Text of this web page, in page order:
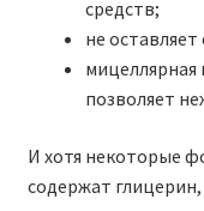
средств;
не
мицеллярная
позволяет
И хотя некоторые
содержат